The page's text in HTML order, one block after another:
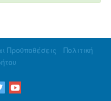
Προϋποθέσεις
Πολιτική